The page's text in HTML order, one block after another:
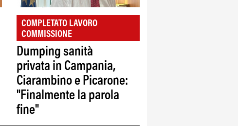
COMPLETATO LAVORO
COMMISSIONE
Dumping sanità
privata in Campania,
Ciarambino e Picarone:
"Finalmente la parola
fine"